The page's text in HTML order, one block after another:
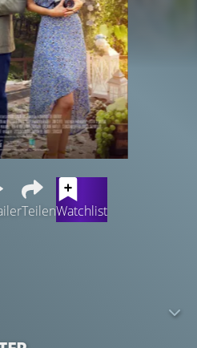
TeilenWatchlist
Bräutigams ist der bekannte